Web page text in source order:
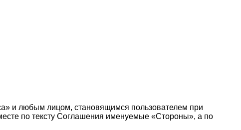
и любым лицом, становящимся пользователем при
по тексту Соглашения именуемые «Стороны», а по